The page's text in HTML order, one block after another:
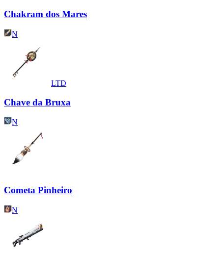
Chakram dos Mares
N
LTD
Chave da Bruxa
N
Cometa Pinheiro
N